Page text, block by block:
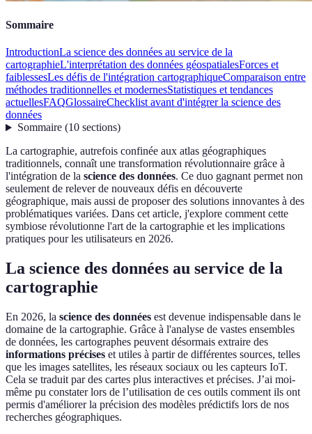
Sommaire
IntroductionLa science des données au service de la
cartographieL'interprétation des données géospatialesForces et
faiblessesLes défis de l'intégration cartographiqueComparaison entre
méthodes traditionnelles et modernesStatistiques et tendances
actuellesFAQGlossaireChecklist avant d'intégrer la science des
données
Sommaire(10 sections)
La cartographie, autrefois confinée aux atlas géographiques
traditionnels, connaît une transformation révolutionnaire grâce à
l'intégration de la science des données. Ce duo gagnant permet non
seulement de relever de nouveaux défis en découverte
géographique, mais aussi de proposer des solutions innovantes à des
problématiques variées. Dans cet article, j'explore comment cette
symbiose révolutionne l'art de la cartographie et les implications
pratiques pour les utilisateurs en 2026.
La science des données au service de la
cartographie
En 2026, la science des données est devenue indispensable dans le
domaine de la cartographie. Grâce à l'analyse de vastes ensembles
de données, les cartographes peuvent désormais extraire des
informations précises et utiles à partir de différentes sources, telles
que les images satellites, les réseaux sociaux ou les capteurs IoT.
Cela se traduit par des cartes plus interactives et précises. J’ai moi-
même pu constater lors de l’utilisation de ces outils comment ils ont
permis d'améliorer la précision des modèles prédictifs lors de nos
recherches géographiques.